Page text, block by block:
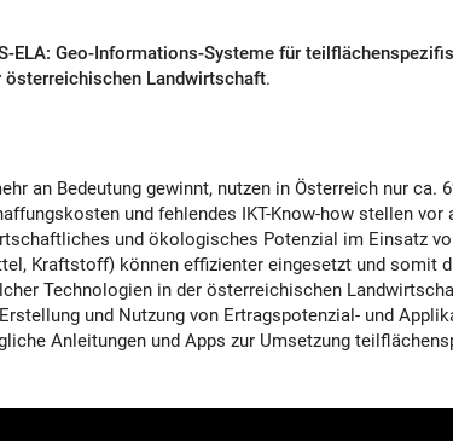
ELA: Geo-Informations-Systeme für
Landwirtschaft.
an Bedeutung gewinnt, nutzen in Österreich nur ca.
und fehlendes IKT-Know-how stellen
und ökologisches Potenzial im Einsatz
Kraftstoff) können effizienter eingesetzt und somit
Technologien in der österreichischen
und Nutzung von Ertragspotenzial- und
Anleitungen und Apps zur Umsetzung